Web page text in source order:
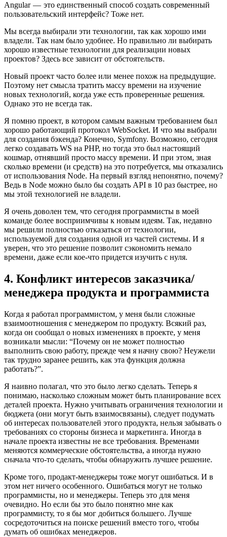
Angular — это единственный способ создать современный
пользовательский интерфейс? Тоже нет.
Мы всегда выбирали эти технологии, так как хорошо ими
владели. Так нам было удобнее. Но правильно ли выбирать
хорошо известные технологии для реализации новых
проектов? Здесь все зависит от обстоятельств.
Новый проект часто более или менее похож на предыдущие.
Поэтому нет смысла тратить массу времени на изучение
новых технологий, когда уже есть проверенные решения.
Однако это не всегда так.
Я помню проект, в котором самым важным требованием был
хорошо работающий протокол WebSocket. И что мы выбрали
для создания бэкенда? Конечно, Symfony. Возможно, сегодня
легко создавать WS на PHP, но тогда это был настоящий
кошмар, отнявший просто массу времени. И при этом, зная
сколько времени (и средств) на это потребуется, мы отказались
от использования Node. На первый взгляд непонятно, почему?
Ведь в Node можно было бы создать API в 10 раз быстрее, но
мы этой технологией не владели.
Я очень доволен тем, что сегодня программисты в моей
команде более восприимчивы к новым идеям. Так, недавно
мы решили полностью отказаться от технологии,
используемой для создания одной из частей системы. И я
уверен, что это решение позволит сэкономить немало
времени, даже если кое-что придется изучить с нуля.
4. Конфликт интересов заказчика/
менеджера продукта и программиста
Когда я работал программистом, у меня были сложные
взаимоотношения с менеджером по продукту. Всякий раз,
когда он сообщал о новых изменениях в проекте, у меня
возникали мысли: “Почему он не может полностью
выполнить свою работу, прежде чем я начну свою? Неужели
так трудно заранее решить, как эта функция должна
работать?”.
Я наивно полагал, что это было легко сделать. Теперь я
понимаю, насколько сложным может быть планирование всех
деталей проекта. Нужно учитывать ограничения технологии и
бюджета (они могут быть взаимосвязаны), следует подумать
об интересах пользователей этого продукта, нельзя забывать о
требованиях со стороны бизнеса и маркетинга. Иногда в
начале проекта известны не все требования. Временами
меняются коммерческие обстоятельства, а иногда нужно
сначала что-то сделать, чтобы обнаружить лучшее решение.
Кроме того, продакт-менеджеры тоже могут ошибаться. И в
этом нет ничего особенного. Ошибаться могут не только
программисты, но и менеджеры. Теперь это для меня
очевидно. Но если бы это было понятно мне как
программисту, то я бы мог добиться большего. Лучше
сосредоточиться на поиске решений вместо того, чтобы
думать об ошибках менеджеров.